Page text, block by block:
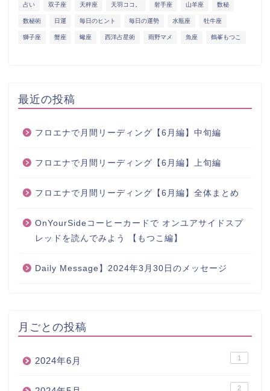
占い 双子座 天秤座 天羽ココ。 射手座 山羊座 数秘
数秘術 日運 毎日のヒント 毎日の運勢 水瓶座 牡牛座
獅子座 蟹座 蠍座 西洋占星術 雨野マメ 魚座 鶴峯もつこ
最近の投稿
フロエナで月間リーディング【6月編】中旬編
フロエナで月間リーディング【6月編】上旬編
フロエナで月間リーディング【6月編】全体まとめ
OnYourSideコーヒーカードで オンユアサイドスプ
レッドを読んでみよう 【もつこ編】
Daily Message】2024年3月30日のメッセージ
月ごとの投稿
2024年6月 1
2